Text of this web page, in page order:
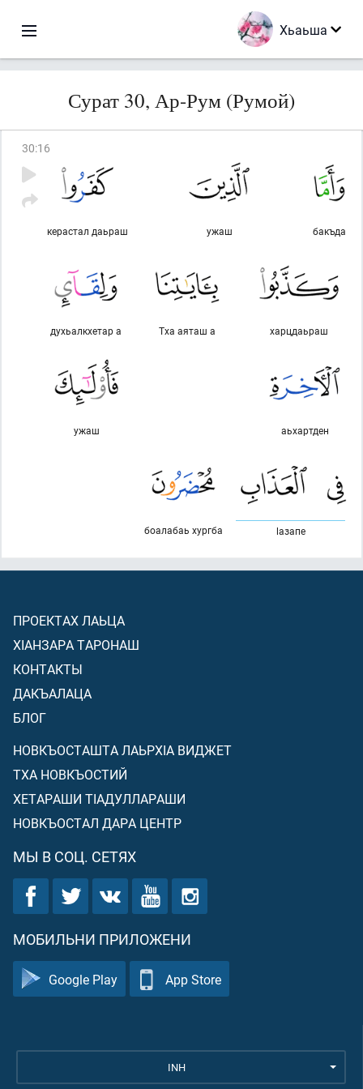
Хьаьша
Сурат 30, Ар-Рум (Румой)
30:16
бакъда
ужаш
керастал даьраш
харцдаьраш
Тха аяташ а
духьалкхетар а
аьхартден
ужаш
lазапе
боалабаь хургба
ПРОЕКТАХ ЛАЬЦА
ХIАНЗАРА ТАРОНАШ
КОНТАКТЫ
ДАКЪАЛАЦА
БЛОГ
НОВКЪОСТАШТА ЛАЬРХIА ВИДЖЕТ
ТХА НОВКЪОСТИЙ
ХЕТАРАШИ ТIАДУЛЛАРАШИ
НОВКЪОСТАЛ ДАРА ЦЕНТР
МЫ В СОЦ. СЕТЯХ
МОБИЛЬНИ ПРИЛОЖЕНИ
Google Play App Store
INH